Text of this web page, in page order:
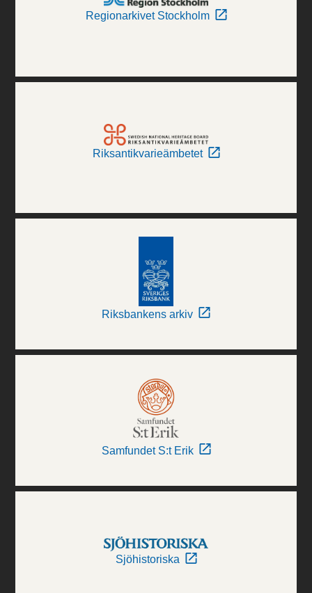
Regionarkivet Stockholm
Riksantikvarieämbetet
Riksbankens arkiv
Samfundet S:t Erik
Sjöhistoriska